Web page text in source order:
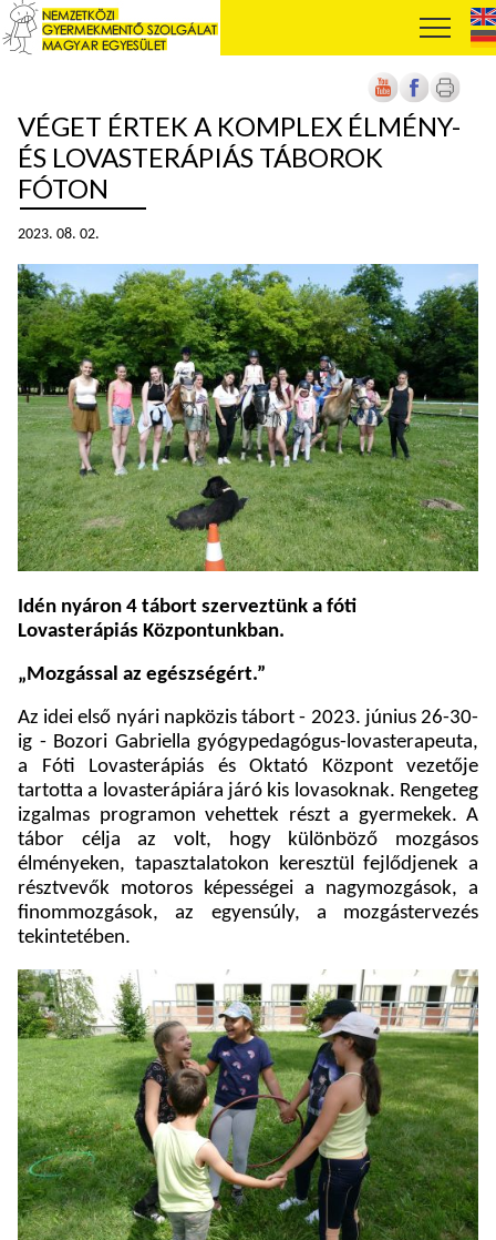
VÉGET ÉRTEK A KOMPLEX ÉLMÉNY-
ÉS LOVASTERÁPIÁS TÁBOROK
FÓTON
2023. 08. 02.
Idén nyáron 4 tábort szerveztünk a fóti
Lovasterápiás Központunkban.
„Mozgással az egészségért.”
Az idei első nyári napközis tábort - 2023. június 26-30-
ig - Bozori Gabriella gyógypedagógus-lovasterapeuta,
a Fóti Lovasterápiás és Oktató Központ vezetője
tartotta a lovasterápiára járó kis lovasoknak. Rengeteg
izgalmas programon vehettek részt a gyermekek. A
tábor célja az volt, hogy különböző mozgásos
élményeken, tapasztalatokon keresztül fejlődjenek a
résztvevők motoros képességei a nagymozgások, a
finommozgások, az egyensúly, a mozgástervezés
tekintetében.